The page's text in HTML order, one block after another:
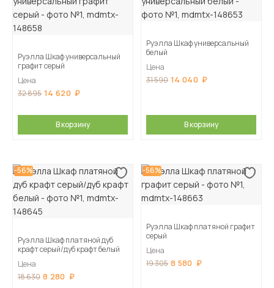
Руэлла Шкаф универсальный
графит серый
Цена
32 895 14 620
В корзину
Руэлла Шкаф универсальный
белый
Цена
31 590 14 040
В корзину
-56%
Руэлла Шкаф платяной дуб
крафт серый/дуб крафт белый
Цена
18 630 8 280
-56%
Руэлла Шкаф платяной графит
серый
Цена
19 305 8 580